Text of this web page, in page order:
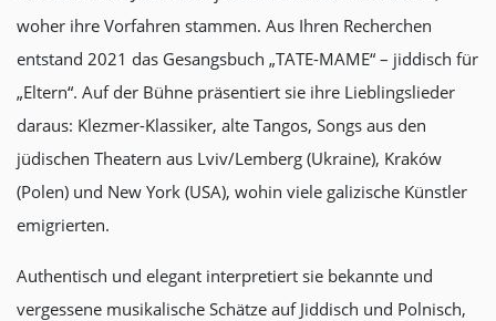
woher ihre Vorfahren stammen. Aus Ihren Recherchen
entstand 2021 das Gesangsbuch „TATE-MAME“ – jiddisch für
„Eltern“. Auf der Bühne präsentiert sie ihre Lieblingslieder
daraus: Klezmer-Klassiker, alte Tangos, Songs aus den
jüdischen Theatern aus Lviv/Lemberg (Ukraine), Kraków
(Polen) und New York (USA), wohin viele galizische Künstler
emigrierten.
Authentisch und elegant interpretiert sie bekannte und
vergessene musikalische Schätze auf Jiddisch und Polnisch,